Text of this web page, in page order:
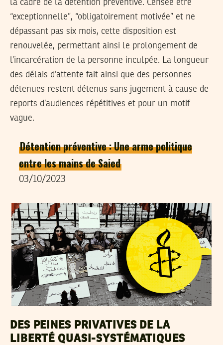
la cadre de la détention préventive. Censée être
“exceptionnelle”, “obligatoirement motivée” et ne
dépassant pas six mois, cette disposition est
renouvelée, permettant ainsi le prolongement de
l’incarcération de la personne inculpée. La longueur
des délais d’attente fait ainsi que des personnes
détenues restent détenus sans jugement à cause de
reports d’audiences répétitives et pour un motif
vague.
Détention préventive : Une arme politique
entre les mains de Saied
03/10/2023
DES PEINES PRIVATIVES DE LA
LIBERTÉ QUASI-SYSTÉMATIQUES